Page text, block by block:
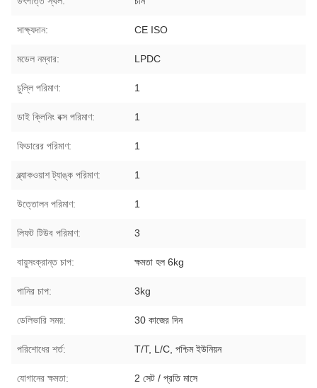
সাক্ষ্যদান: CE ISO
মডেল নম্বার: LPDC
চুল্লি পরিমাণ: 1
ডাই ক্লিনিং বক্স পরিমাণ: 1
ফিডারের পরিমাণ: 1
ব্ল্যাকওয়াশ ট্যাঙ্ক পরিমাণ: 1
উত্তোলন পরিমাণ: 1
লিফট টিউব পরিমাণ: 3
বায়ুসংক্রান্ত চাপ: ক্ষমতা হল 6kg
পানির চাপ: 3kg
ডেলিভারি সময়: 30 কাজের দিন
পরিশোধের শর্ত: T/T, L/C, পশ্চিম ইউনিয়ন
যোগানের ক্ষমতা: 2 সেট / প্রতি মাসে